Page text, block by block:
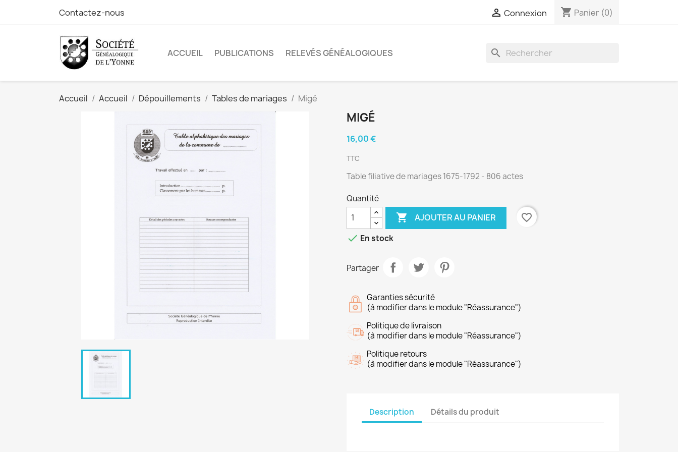
Contactez-nous  Connexion shopping_cart Panier (0)
ACCUEIL PUBLICATIONS RELEVÉS GÉNÉALOGIQUES search
Accueil Accueil Dépouillements Tables de mariages Migé
MIGÉ
16,00 €
TTC
Table filiative de mariages 1675-1792 - 806 actes
Quantité
 AJOUTER AU PANIER
favorite_border
 En stock
Partager
Garanties sécurité
(à modifier dans le module "Réassurance")
Politique de livraison
(à modifier dans le module "Réassurance")
Politique retours
(à modifier dans le module "Réassurance")
Description Détails du produit